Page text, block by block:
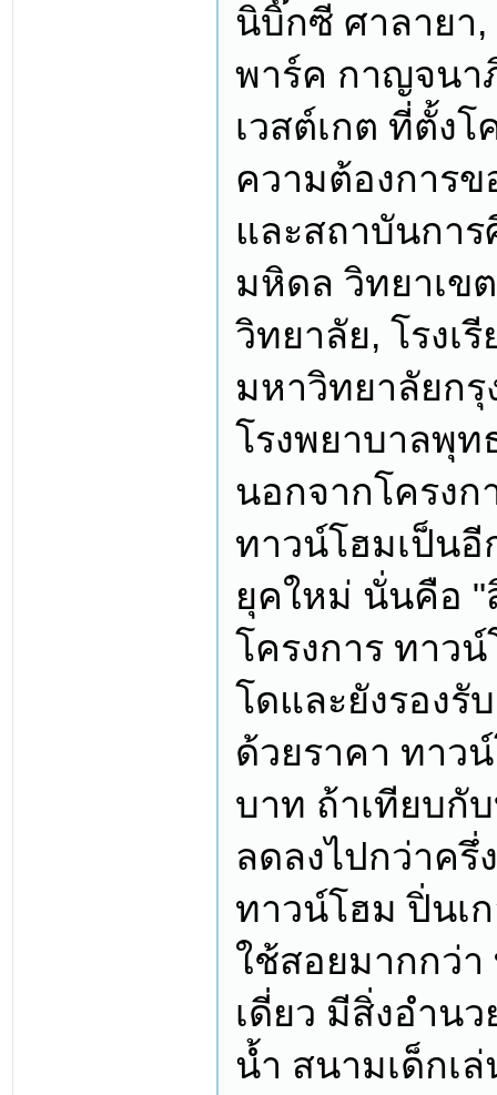
นิบิ๊กซี ศาลายา,
พาร์ค กาญจนา
เวสต์เกต ที่ตั้งโ
ความต้องการ
และสถาบันกา
มหิดล วิทยาเข
วิทยาลัย, โรง
มหาวิทยาลัยกรุ
โรงพยาบาลพุ
นอกจากโครงก
ทาวน์โฮมเป็นอี
ยุคใหม่ นั่นคือ "
โครงการ ทาว
โดและยังรองรั
ด้วยราคา ทาว
บาท ถ้าเทียบกั
ลดลงไปกว่าครึ่
ทาวน์โฮม ปิ่นเ
ใช้สอยมากกว่
เดี่ยว มีสิ่งอำน
น้ำ สนามเด็กเ